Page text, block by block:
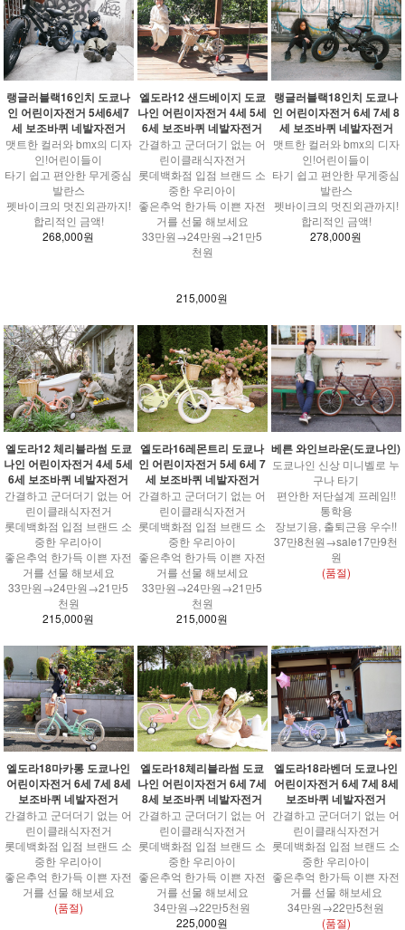
랭글러블랙16인치 도쿄나
인 어린이자전거 5세6세7
세 보조바퀴 네발자전거
맷트한 컬러와 bmx의 디자
인!어린이들이
타기 쉽고 편안한 무게중심
발란스
펫바이크의 멋진외관까지!
합리적인 금액!
268,000원
엘도라12 샌드베이지 도쿄
나인 어린이자전거 4세 5세
6세 보조바퀴 네발자전거
간결하고 군더더기 없는 어
린이클래식자전거
롯데백화점 입점 브랜드 소
중한 우리아이
좋은추억 한가득 이쁜 자전
거를 선물 해보세요
33만원→24만원→21만5
천원
215,000원
랭글러블랙18인치 도쿄나
인 어린이자전거 6세 7세 8
세 보조바퀴 네발자전거
맷트한 컬러와 bmx의 디자
인!어린이들이
타기 쉽고 편안한 무게중심
발란스
펫바이크의 멋진외관까지!
합리적인 금액!
278,000원
엘도라12 체리블라썸 도쿄
나인 어린이자전거 4세 5세
6세 보조바퀴 네발자전거
간결하고 군더더기 없는 어
린이클래식자전거
롯데백화점 입점 브랜드 소
중한 우리아이
좋은추억 한가득 이쁜 자전
거를 선물 해보세요
33만원→24만원→21만5
천원
215,000원
엘도라16레몬트리 도쿄나
인 어린이자전거 5세 6세 7
세 보조바퀴 네발자전거
간결하고 군더더기 없는 어
린이클래식자전거
롯데백화점 입점 브랜드 소
중한 우리아이
좋은추억 한가득 이쁜 자전
거를 선물 해보세요
33만원→24만원→21만5
천원
215,000원
베른 와인브라운(도쿄나인)
도쿄나인 신상 미니벨로 누
구나 타기
편안한 저단설계 프레임!!
통학용
장보기용, 출퇴근용 우수!!
37만8천원→sale17만9천
원
(품절)
엘도라18마카롱 도쿄나인
어린이자전거 6세 7세 8세
보조바퀴 네발자전거
간결하고 군더더기 없는 어
린이클래식자전거
롯데백화점 입점 브랜드 소
중한 우리아이
좋은추억 한가득 이쁜 자전
거를 선물 해보세요
(품절)
엘도라18체리블라썸 도쿄
나인 어린이자전거 6세 7세
8세 보조바퀴 네발자전거
간결하고 군더더기 없는 어
린이클래식자전거
롯데백화점 입점 브랜드 소
중한 우리아이
좋은추억 한가득 이쁜 자전
거를 선물 해보세요
34만원→22만5천원
225,000원
엘도라18라벤더 도쿄나인
어린이자전거 6세 7세 8세
보조바퀴 네발자전거
간결하고 군더더기 없는 어
린이클래식자전거
롯데백화점 입점 브랜드 소
중한 우리아이
좋은추억 한가득 이쁜 자전
거를 선물 해보세요
34만원→22만5천원
(품절)